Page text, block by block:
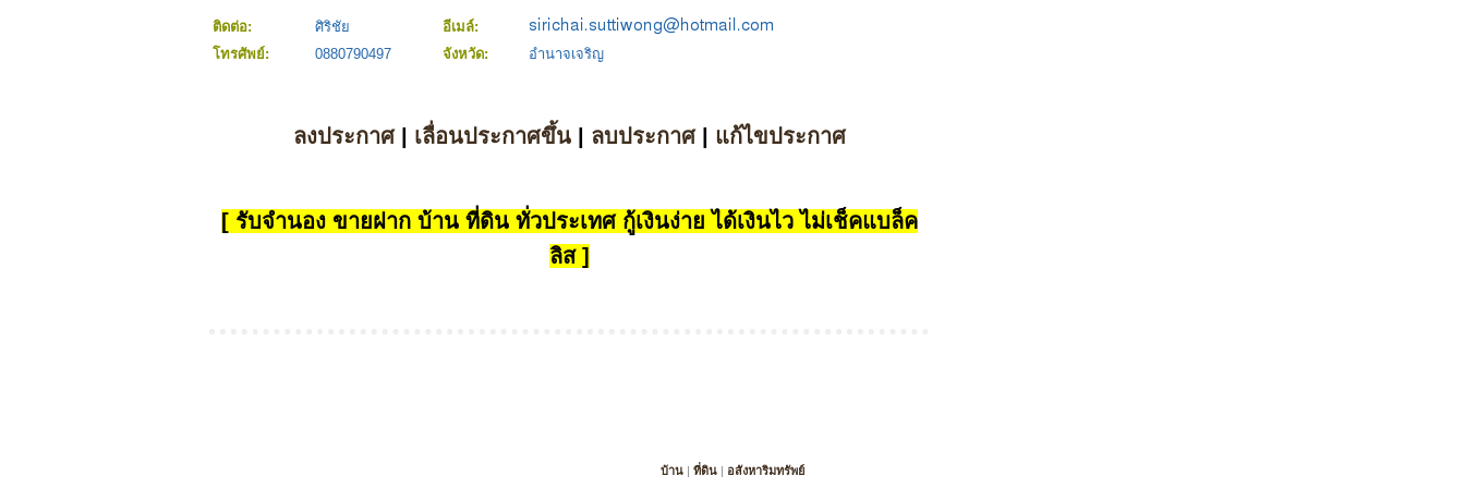
ติดต่อ: ศิริชัย
อีเมล์:
โทรศัพย์:
0880790497 จังหวัด: อำนาจเจริญ
ลงประกาศ| เลื่อนประกาศขึ้น| ลบประกาศ| แก้ไขประกาศ
[ รับจำนอง ขายฝาก บ้าน ที่ดิน ทั่วประเทศ กู้เงินง่าย ได้เงินไว ไม่เช็คแบล็ค
ลิส ]
บ้าน | ที่ดิน | อสังหาริมทรัพย์